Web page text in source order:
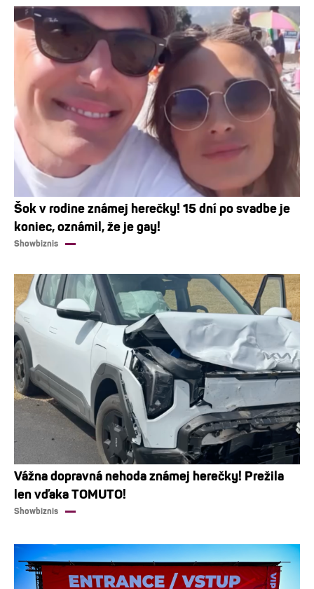
Šok v rodine známej herečky! 15 dní po svadbe je
koniec, oznámil, že je gay!
Showbiznis
Vážna dopravná nehoda známej herečky! Prežila
len vďaka TOMUTO!
Showbiznis